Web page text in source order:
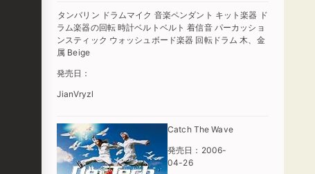
タンバリン ドラムマイク 音楽ペンダント キット楽器 ド
ラム楽器の回転 時計ベルトベルト 着信音 パーカッショ
ンスティック ウォッシュボード楽器 回転ドラム 木、金
属 Beige
発売日：
JianVryzl
Catch The Wave
発売日：2006-
04-26